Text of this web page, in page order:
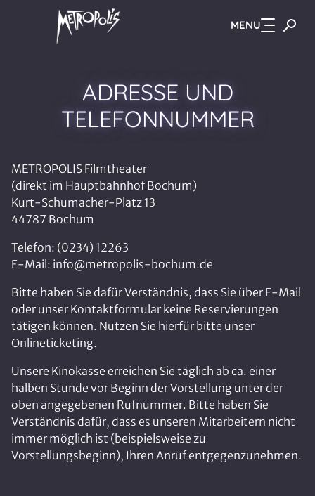
Zum Hauptinhalt springen MENU
ADRESSE UND
TELEFONNUMMER
METROPOLIS Filmtheater
(direkt im Hauptbahnhof Bochum)
Kurt-Schumacher-Platz 13
44787 Bochum
Telefon: (0234) 12263
E-Mail: info@metropolis-bochum.de
Bitte haben Sie dafür Verständnis, dass Sie über E-Mail
oder unser Kontaktformular keine Reservierungen
tätigen können. Nutzen Sie hierfür bitte unser
Onlineticketing.
Unsere Kinokasse erreichen Sie täglich ab ca. einer
halben Stunde vor Beginn der Vorstellung unter der
oben angegebenen Rufnummer. Bitte haben Sie
Verständnis dafür, dass es unseren Mitarbeitern nicht
immer möglich ist (beispielsweise zu
Vorstellungsbeginn), Ihren Anruf entgegenzunehmen.